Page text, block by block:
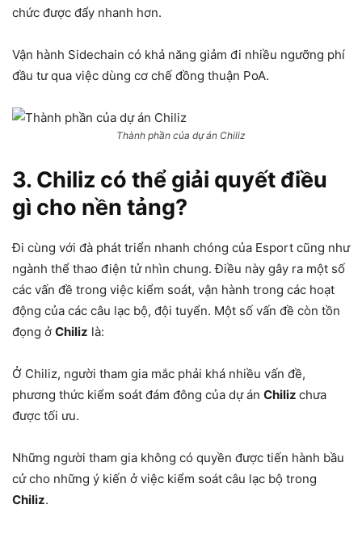
chức được đẩy nhanh hơn.
Vận hành Sidechain có khả năng giảm đi nhiều ngưỡng phí
đầu tư qua việc dùng cơ chế đồng thuận PoA.
Thành phần của dự án Chiliz
3. Chiliz có thể giải quyết điều
gì cho nền tảng?
Đi cùng với đà phát triển nhanh chóng của Esport cũng như
ngành thể thao điện tử nhìn chung. Điều này gây ra một số
các vấn đề trong việc kiểm soát, vận hành trong các hoạt
động của các câu lạc bộ, đội tuyển. Một số vấn đề còn tồn
đọng ở Chiliz là:
Ở Chiliz, người tham gia mắc phải khá nhiều vấn đề,
phương thức kiểm soát đám đông của dự án Chiliz chưa
được tối ưu.
Những người tham gia không có quyền được tiến hành bầu
cử cho những ý kiến ở việc kiểm soát câu lạc bộ trong
Chiliz.